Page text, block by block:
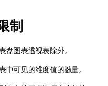
制
盘图表透视表除外。
中可见的维度值的数量。